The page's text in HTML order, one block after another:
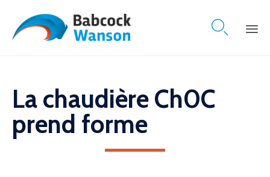

La chaudière Ch0C
prend forme